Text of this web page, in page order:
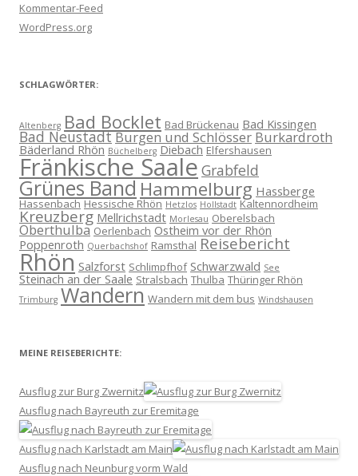
Kommentar-Feed
WordPress.org
SCHLAGWÖRTER:
Altenberg Bad Bocklet Bad Brückenau Bad Kissingen
Bad NeustadtBurgen und Schlösser Burkardroth
Bäderland Rhön Büchelberg Diebach Elfershausen
Fränkische Saale Grabfeld
Grünes BandHammelburg Hassberge
Hassenbach Hessische Rhön Hetzlos Hollstadt Kaltennordheim
Kreuzberg Mellrichstadt Morlesau Oberelsbach
Oberthulba Oerlenbach Ostheim vor der Rhön
Poppenroth Querbachshof Ramsthal Reisebericht
Rhön Salzforst Schlimpfhof Schwarzwald See
Steinach an der Saale Stralsbach Thulba Thüringer Rhön
Trimburg Wandern Wandern mit dem bus Windshausen
MEINE REISEBERICHTE:
Ausflug zur Burg Zwernitz
Ausflug nach Bayreuth zur Eremitage
Ausflug nach Karlstadt am Main
Ausflug nach Neunburg vorm Wald